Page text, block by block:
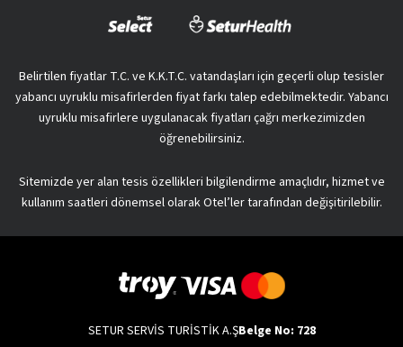
Belirtilen fiyatlar T.C. ve K.K.T.C. vatandaşları için geçerli olup tesisler
yabancı uyruklu misafirlerden fiyat farkı talep edebilmektedir. Yabancı
uyruklu misafirlere uygulanacak fiyatları çağrı merkezimizden
öğrenebilirsiniz.
Sitemizde yer alan tesis özellikleri bilgilendirme amaçlıdır, hizmet ve
kullanım saatleri dönemsel olarak Otel’ler tarafından değişitirilebilir.
SETUR SERVİS TURİSTİK A.ŞBelge No: 728